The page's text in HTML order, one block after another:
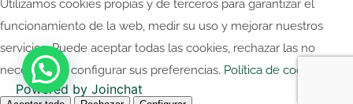
Powered by Joinchat
Utilizamos cookies propias y de terceros para garantizar el
funcionamiento de la web, medir su uso y mejorar nuestros
servicios. Puede aceptar todas las cookies, rechazar las no
necesarias o configurar sus preferencias. Política de cookies